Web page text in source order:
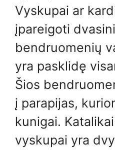
Vyskupai ar
įpareigoti
bendruomenių
yra pasklidę
Šios
į parapijas,
kunigai.
vyskupai yra